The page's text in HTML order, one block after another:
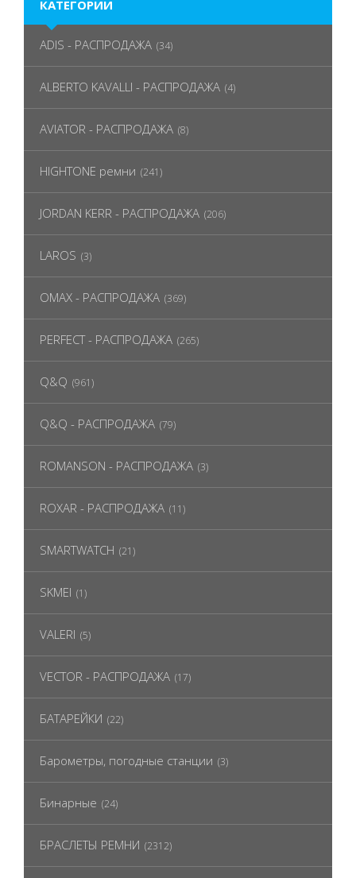
КАТЕГОРИИ
ADIS - РАСПРОДАЖА (34)
ALBERTO KAVALLI - РАСПРОДАЖА (4)
AVIATOR - РАСПРОДАЖА (8)
HIGHTONE ремни (241)
JORDAN KERR - РАСПРОДАЖА (206)
LAROS (3)
OMAX - РАСПРОДАЖА (369)
PERFECT - РАСПРОДАЖА (265)
Q&Q (961)
Q&Q - РАСПРОДАЖА (79)
ROMANSON - РАСПРОДАЖА (3)
ROXAR - РАСПРОДАЖА (11)
SMARTWATCH (21)
SKMEI (1)
VALERI (5)
VECTOR - РАСПРОДАЖА (17)
БАТАРЕЙКИ (22)
Барометры, погодные станции (3)
Бинарные (24)
БРАСЛЕТЫ РЕМНИ (2312)